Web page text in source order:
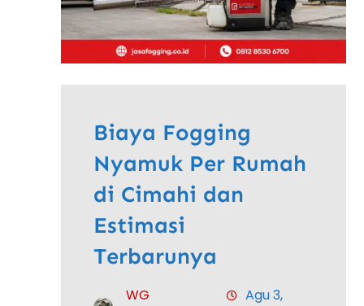
Biaya Fogging
Nyamuk Per Rumah
di Cimahi dan
Estimasi
Terbarunya
WG
Agu 3,